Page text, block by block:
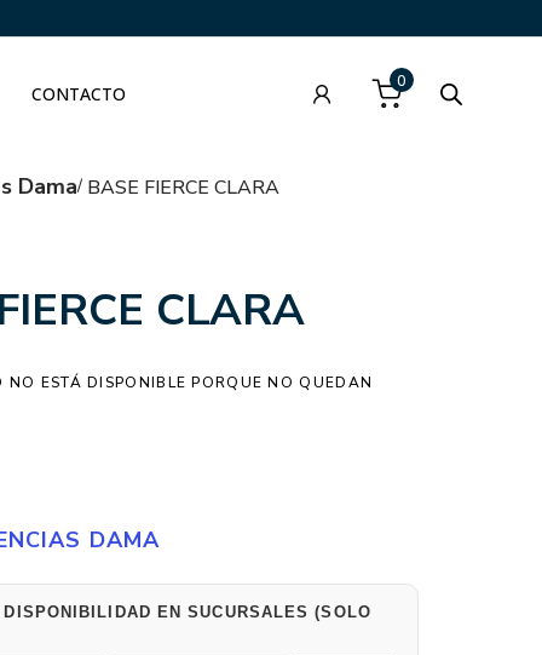
CONTACTO
0
Dama BASE FIERCE CLARA
CLARA
NO ESTÁ DISPONIBLE PORQUE NO QUEDAN
DAMA
EN SUCURSALES (SOLO